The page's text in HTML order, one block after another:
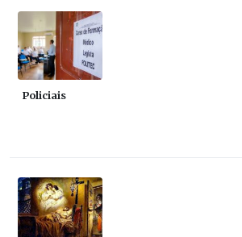
Policiais